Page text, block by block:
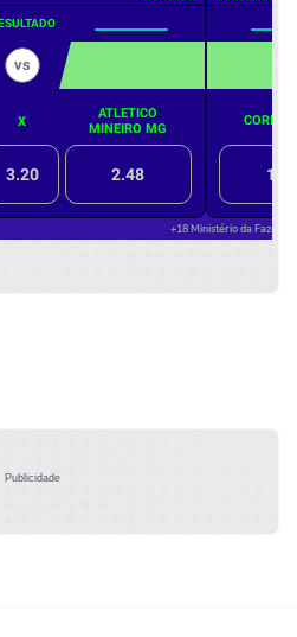
Publicidade